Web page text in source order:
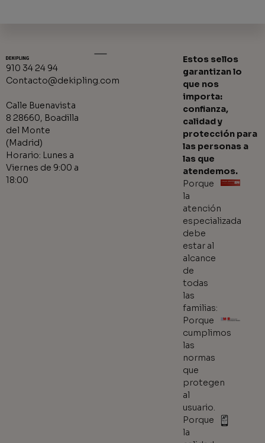
910 34 24 94
Contacto@dekipling.com
Calle Buenavista
8 28660, Boadilla
del Monte
(Madrid)
Horario: Lunes a
Viernes de 9:00 a
18:00
Estos sellos
garantizan lo
que nos
importa:
confianza,
calidad y
protección para
las personas a
las que
atendemos.
Porque
la
atención
especializada
debe
estar al
alcance
de
todas
las
familias:
Porque
cumplimos
las
normas
que
protegen
al
usuario.
Porque
la